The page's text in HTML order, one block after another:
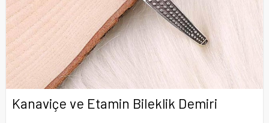
Kanaviçe ve Etamin Bileklik Demiri